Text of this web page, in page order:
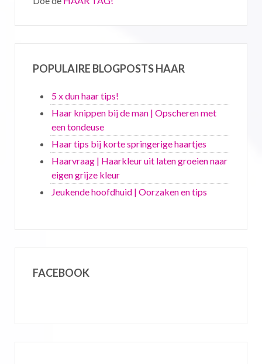
POPULAIRE BLOGPOSTS HAAR
5 x dun haar tips!
Haar knippen bij de man | Opscheren met
een tondeuse
Haar tips bij korte springerige haartjes
Haarvraag | Haarkleur uit laten groeien naar
eigen grijze kleur
Jeukende hoofdhuid | Oorzaken en tips
FACEBOOK